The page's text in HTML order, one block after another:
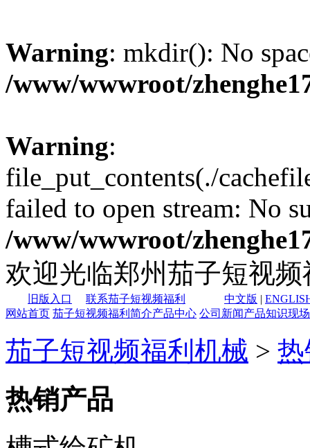
Warning: mkdir(): No
/www/wwwroot/
Warning:
file_put_contents(./
failed to open stream: No
/www/wwwroot/
欢迎光临郑州茄子短视
旧版入口 联系茄子短视频福利 中文版 |
网站首页 茄子短视频福利简介产品中心 公司新闻产品知识现
茄子短视频福利机械 >
热销产品